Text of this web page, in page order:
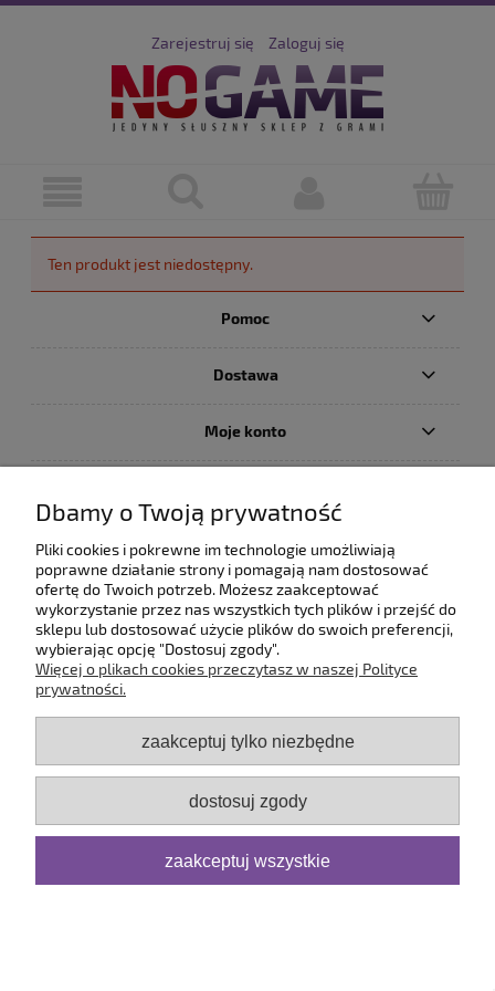
Zarejestruj się Zaloguj się
Ten produkt jest niedostępny.
Pomoc
Dostawa
Moje konto
O firmie
pokaż pełną wersję strony
Sklep internetowy Shoper.pl
Dbamy o Twoją prywatność
Pliki cookies i pokrewne im technologie umożliwiają
poprawne działanie strony i pomagają nam dostosować
ofertę do Twoich potrzeb. Możesz zaakceptować
wykorzystanie przez nas wszystkich tych plików i przejść do
sklepu lub dostosować użycie plików do swoich preferencji,
wybierając opcję "Dostosuj zgody".
Więcej o plikach cookies przeczytasz w naszej Polityce
prywatności.
zaakceptuj tylko niezbędne
dostosuj zgody
zaakceptuj wszystkie